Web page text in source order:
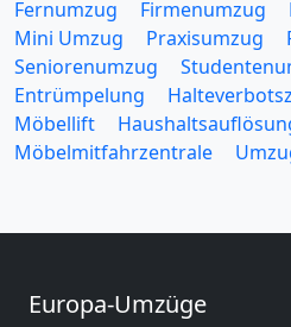
Fernumzug
Firmenumzug
Mini Umzug
Praxisumzug
Seniorenumzug
Entrümpelung
Möbellift
Möbelmitfahrzentrale
Europa-Umzüge